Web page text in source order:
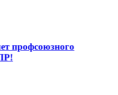
профсоюзного